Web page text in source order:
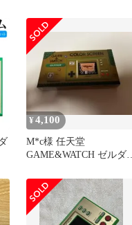
¥4,100
M*c様 任天堂
GAME&WATCH ゼルダの